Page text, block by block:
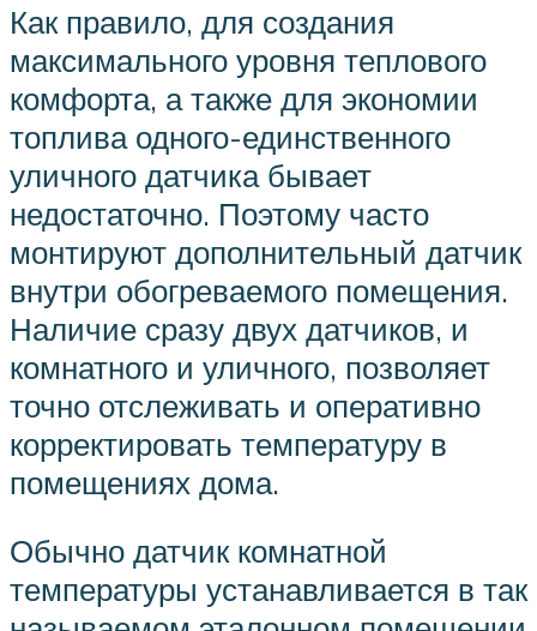
Как правило, для создания
максимального уровня теплового
комфорта, а также для экономии
топлива одного-единственного
уличного датчика бывает
недостаточно. Поэтому часто
монтируют дополнительный датчик
внутри обогреваемого помещения.
Наличие сразу двух датчиков, и
комнатного и уличного, позволяет
точно отслеживать и оперативно
корректировать температуру в
помещениях дома.
Обычно датчик комнатной
температуры устанавливается в так